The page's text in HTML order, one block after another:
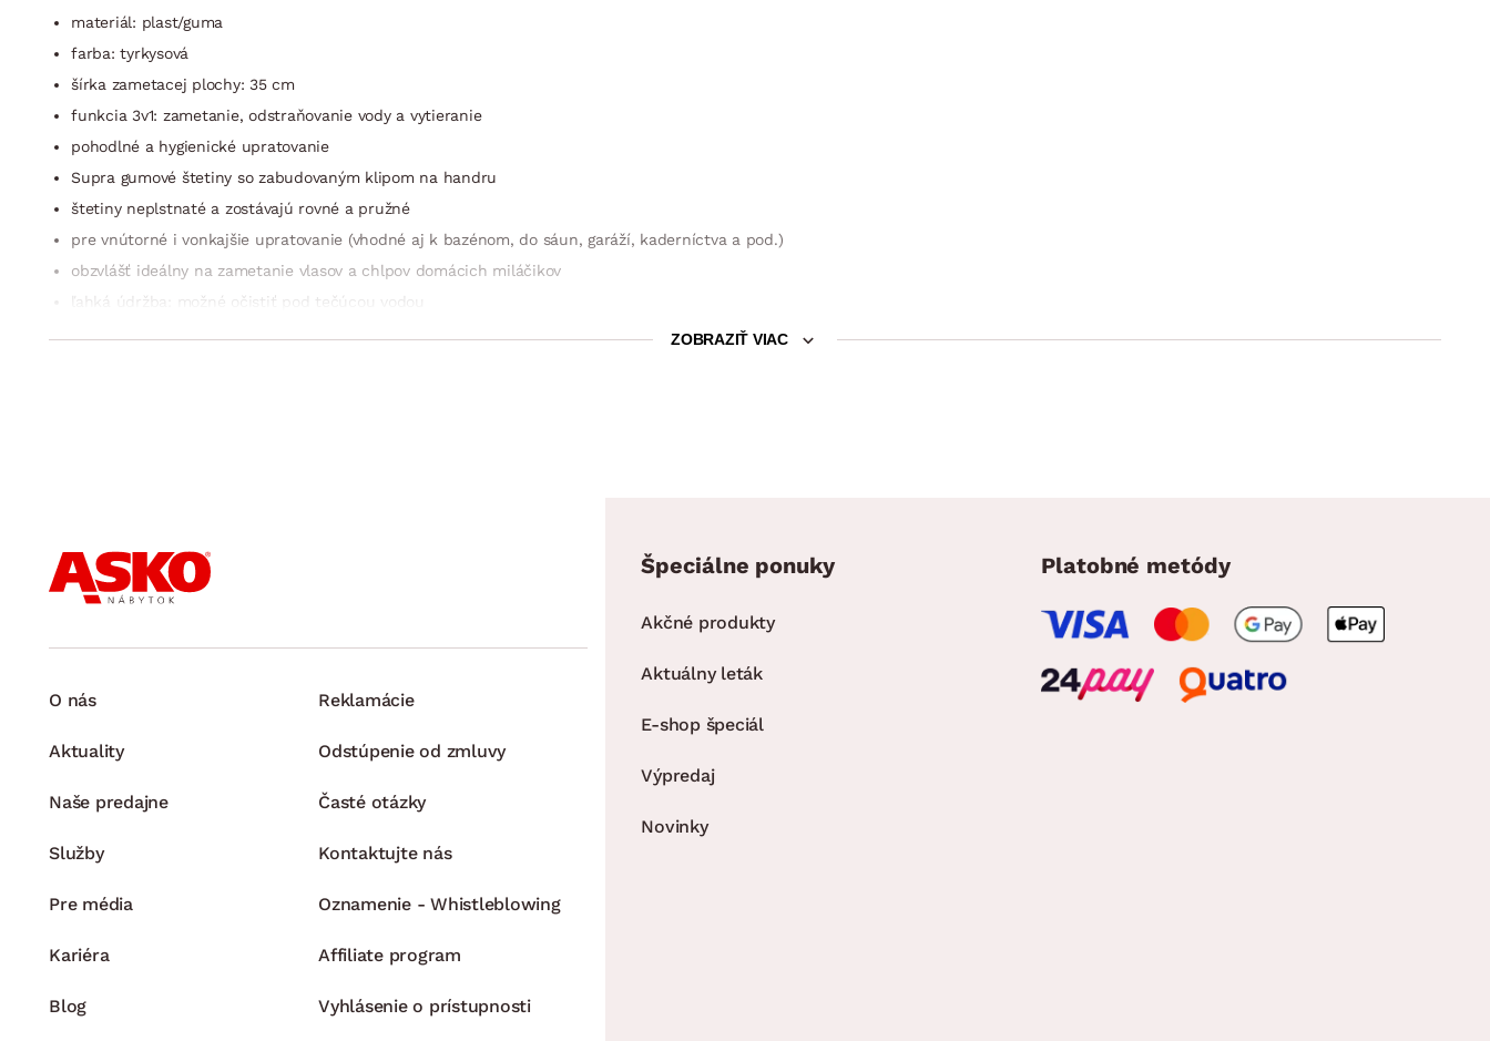
materiál: plast/guma
farba: tyrkysová
šírka zametacej plochy: 35 cm
funkcia 3v1: zametanie, odstraňovanie vody a vytieranie
pohodlné a hygienické upratovanie
Supra gumové štetiny so zabudovaným klipom na handru
štetiny neplstnaté a zostávajú rovné a pružné
pre vnútorné i vonkajšie upratovanie (vhodné aj k bazénom, do sáun, garáží, kaderníctva a pod.)
obzvlášť ideálny na zametanie vlasov a chlpov domácich miláčikov
ľahká údržba: možné očistiť pod tečúcou vodou
nástavec disponuje ukončením Easy Clip – je vhodný pre všetky násady z radu Click systém
ZOBRAZIŤ VIAC
O nás
Aktuality
Naše predajne
Služby
Pre média
Kariéra
Blog
Reklamácie
Odstúpenie od zmluvy
Časté otázky
Kontaktujte nás
Oznamenie - Whistleblowing
Affiliate program
Vyhlásenie o prístupnosti
Špeciálne ponuky
Akčné produkty
Aktuálny leták
E-shop špeciál
Výpredaj
Novinky
Platobné metódy